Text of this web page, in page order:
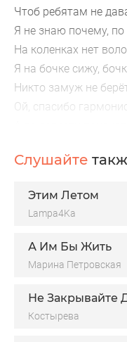
Чтоб ребятам не
Я не знаю почему,
На коленках нет
Я на бочке сижу,
Никто замуж не
Ой, спасибо
Что хотите
Слушайте
Этим Летом
Lampa4Ka
А Им Бы Жить
Марина Петровская
Костырева